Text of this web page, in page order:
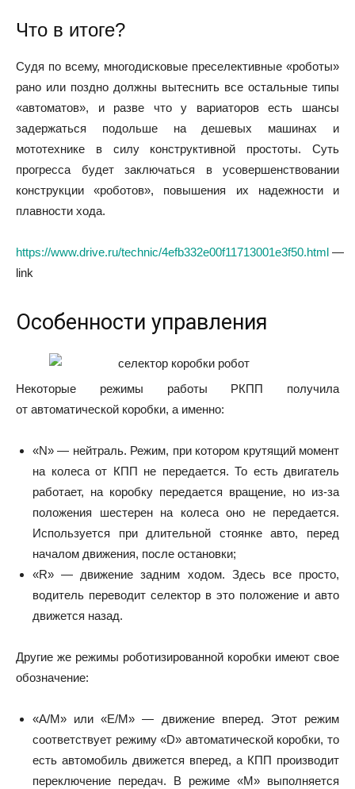
Что в итоге?
Судя по всему, многодисковые преселективные «роботы»
рано или поздно должны вытеснить все остальные типы
«автоматов», и разве что у вариаторов есть шансы
задержаться подольше на дешевых машинах и
мототехнике в силу конструктивной простоты. Суть
прогресса будет заключаться в усовершенствовании
конструкции «роботов», повышения их надежности и
плавности хода.
https://www.drive.ru/technic/4efb332e00f11713001e3f50.html —
link
Особенности управления
Некоторые режимы работы РКПП получила
от автоматической коробки, а именно:
«N» — нейтраль. Режим, при котором крутящий момент
на колеса от КПП не передается. То есть двигатель
работает, на коробку передается вращение, но из-за
положения шестерен на колеса оно не передается.
Используется при длительной стоянке авто, перед
началом движения, после остановки;
«R» — движение задним ходом. Здесь все просто,
водитель переводит селектор в это положение и авто
движется назад.
Другие же режимы роботизированной коробки имеют свое
обозначение:
«А/М» или «Е/М» — движение вперед. Этот режим
соответствует режиму «D» автоматической коробки, то
есть автомобиль движется вперед, а КПП производит
переключение передач. В режиме «М» выполняется